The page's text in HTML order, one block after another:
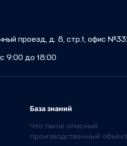
проезд, д. 8, стр.1, офис
9:00 до 18:00
База знаний
Что такое опасный
производственный